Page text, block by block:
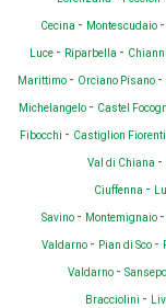
Cecina - Montescudaio -
Luce - Riparbella - Chianni
Marittimo - Orciano Pisano -
Michelangelo - Castel
Fibocchi - Castiglion
Val di Chiana -
Ciuffenna -
Savino - Montemignaio -
Valdarno - Pian di Sco -
Valdarno -
Bracciolini -